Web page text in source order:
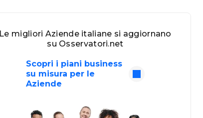
Le migliori Aziende italiane si aggiornano
su Osservatori.net
Scopri i piani business
su misura per le
Aziende